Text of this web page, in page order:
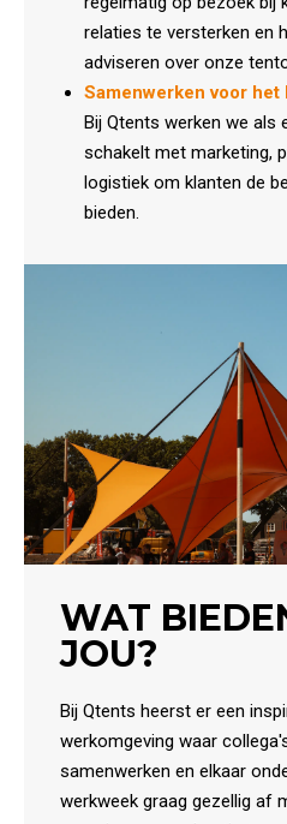
relaties te versterken en
adviseren over onze
Samenwerken voor
Bij Qtents werken we als
schakelt met marketing,
logistiek om klanten de
bieden.
WAT
JOU?
Bij Qtents heerst er een
werkomgeving waar
samenwerken en elkaar
werkweek graag gezellig af